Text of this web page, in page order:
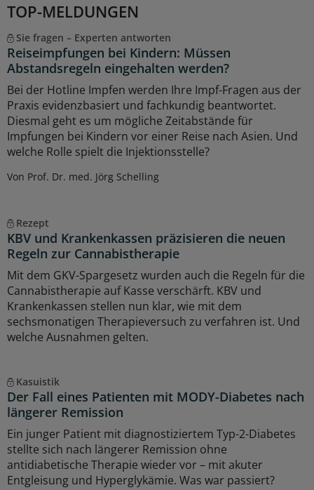
TOP-MELDUNGEN
Sie fragen – Experten antworten
Reiseimpfungen bei Kindern: Müssen
Abstandsregeln eingehalten werden?
Bei der Hotline Impfen werden Ihre Impf-Fragen aus der
Praxis evidenzbasiert und fachkundig beantwortet.
Diesmal geht es um mögliche Zeitabstände für
Impfungen bei Kindern vor einer Reise nach Asien. Und
welche Rolle spielt die Injektionsstelle?
Von Prof. Dr. med. Jörg Schelling
Rezept
KBV und Krankenkassen präzisieren die neuen
Regeln zur Cannabistherapie
Mit dem GKV-Spargesetz wurden auch die Regeln für die
Cannabistherapie auf Kasse verschärft. KBV und
Krankenkassen stellen nun klar, wie mit dem
sechsmonatigen Therapieversuch zu verfahren ist. Und
welche Ausnahmen gelten.
Kasuistik
Der Fall eines Patienten mit MODY-Diabetes nach
längerer Remission
Ein junger Patient mit diagnostiziertem Typ-2-Diabetes
stellte sich nach längerer Remission ohne
antidiabetische Therapie wieder vor – mit akuter
Entgleisung und Hyperglykämie. Was war passiert?